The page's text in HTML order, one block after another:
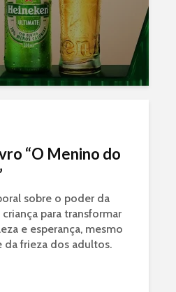
“O Menino do
sobre o poder da
para transformar
e esperança, mesmo
da frieza dos adultos.